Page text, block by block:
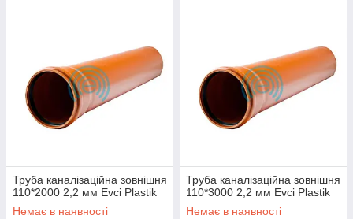
Труба каналізаційна зовнішня
110*2000 2,2 мм Evci Plastik
Немає в наявності
Труба каналізаційна зовнішня
110*3000 2,2 мм Evci Plastik
Немає в наявності